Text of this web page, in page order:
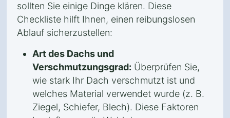
sollten Sie einige Dinge klären. Diese
Checkliste hilft Ihnen, einen reibungslosen
Ablauf sicherzustellen:
Art des Dachs und
Verschmutzungsgrad: Überprüfen Sie,
wie stark Ihr Dach verschmutzt ist und
welches Material verwendet wurde (z. B.
Ziegel, Schiefer, Blech). Diese Faktoren